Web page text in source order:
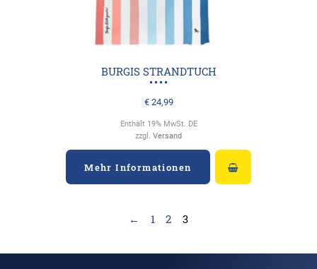
BURGIS STRANDTUCH
€24,99
Enthält 19% MwSt. DE
zzgl. Versand
Mehr Informationen
← 1 2 3